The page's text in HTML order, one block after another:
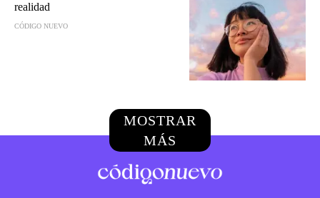
realidad
CÓDIGO NUEVO
MOSTRAR
MÁS